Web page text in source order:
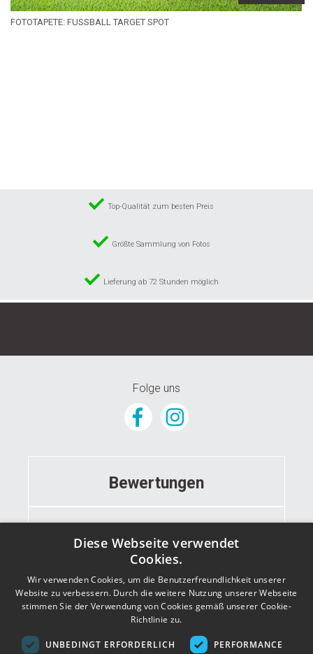
FOTOTAPETE: FUSSBALL TARGET SPOT
Top-Qualität zum besten Preis
Größte Sammlung von Fotos
Lieferung ab 72 Stunden möglich
Folge uns
Bewertungen
Informationen
Kontakt
Diese Webseite verwendet
Cookies.
Wir verwenden Cookies, um die Benutzerfreundlichkeit unserer
Website zu verbessern. Durch die weitere Nutzung unserer Webseite
stimmen Sie der Verwendung von Cookies gemäß unserer Cookie-
Richtlinie zu.
UNBEDINGT ERFORDERLICH PERFORMANCE